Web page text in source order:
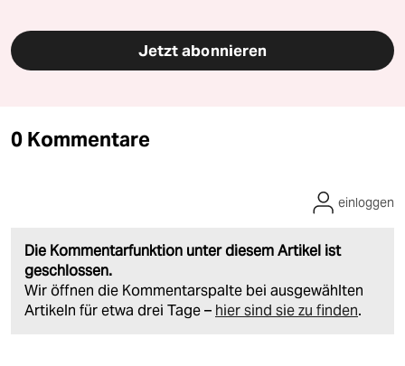
Jetzt abonnieren
0 Kommentare
Die Kommentarfunktion unter diesem Artikel ist
geschlossen.
Wir öffnen die Kommentarspalte bei ausgewählten
Artikeln für etwa drei Tage – hier sind sie zu finden.
einloggen